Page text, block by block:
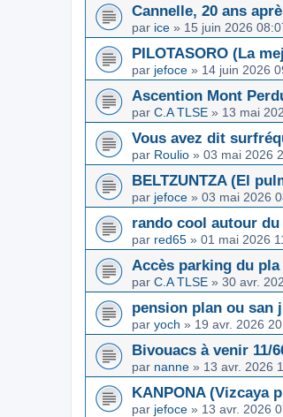
Cannelle, 20 ans
par ice » 15 juin 2026
PILOTASORO (La
par jefoce » 14 juin 2026
Ascention Mont
par C.A TLSE » 13 mai
Vous avez dit
par Roulio » 03 mai 2026
BELTZUNTZA (El
par jefoce » 03 mai 2026
rando cool autour
par red65 » 01 mai 2026
Accès parking du
par C.A TLSE » 30 avr.
pension plan ou san
par yoch » 19 avr. 2026
Bivouacs à venir 11/
par nanne » 13 avr. 2026
KANPONA (Vizcaya
par jefoce » 13 avr. 2026